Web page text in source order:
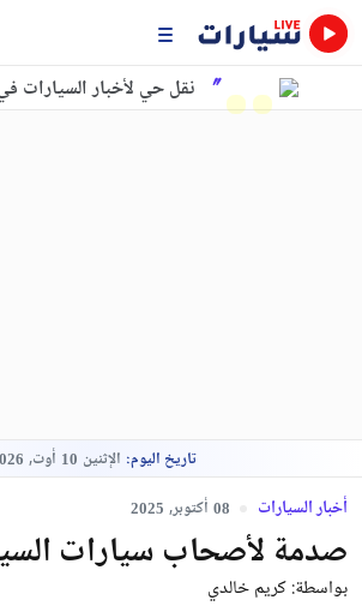
نقل حي لأخبار السيارات في
تاريخ اليوم: الإثنين 10 أوت,
أخبار السيارات 08 أكتوبر, 2025
صدمة لأصحاب سيارات
بواسطة:كريم خالدي